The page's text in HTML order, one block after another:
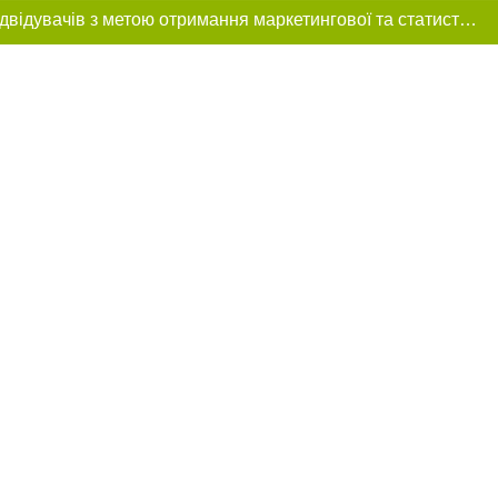
Цей сайт використовує «cookies». Також веб-сайт використовує інтернет-сервіс для збору технічних даних стосовно відвідувачів з метою отримання маркетингової та статистичної інформації. Умови обробки даних відвідувачів сайту див.